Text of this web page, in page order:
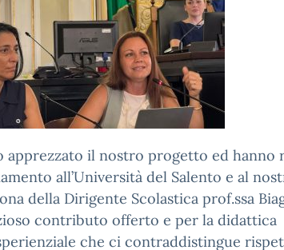
apprezzato il nostro progetto ed hanno
all’Università del Salento e al
della Dirigente Scolastica prof.ssa
contributo offerto e per la didattica
che ci contraddistingue